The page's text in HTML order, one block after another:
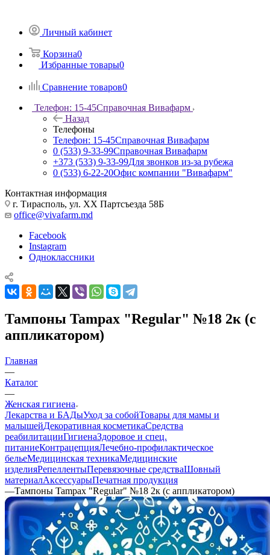
Личный кабинет
Корзина0
Избранные товары0
Сравнение товаров0
Телефон: 15-45Справочная Вивафарм
Назад
Телефоны
Телефон: 15-45Справочная Вивафарм
0 (533) 9-33-99Справочная Вивафарм
+373 (533) 9-33-99Для звонков из-за рубежа
0 (533) 6-22-20Офис компании "Вивафарм"
Контактная информация
г. Тирасполь, ул. ХХ Партсъезда 58Б
office@vivafarm.md
Facebook
Instagram
Одноклассники
Тампоны Tampax "Regular" №18 2к (с
аппликатором)
Главная
—
Каталог
—
Женская гигиена
Лекарства и БАДыУход за собойТовары для мамы и
малышейДекоративная косметикаСредства
реабилитацииГигиенаЗдоровое и спец.
питаниеКонтрацепцияЛечебно-профилактическое
бельеМедицинская техникаМедицинские
изделияРепеллентыПеревязочные средстваШовный
материалАксессуарыПечатная продукция
—Тампоны Tampax "Regular" №18 2к (с аппликатором)